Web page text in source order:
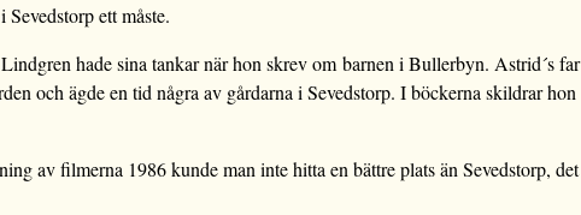
ett måste.
hade sina tankar när hon skrev om barnen i Bullerbyn. Astrid´s far
och ägde en tid några av gårdarna i Sevedstorp. I böckerna skildrar hon
av filmerna 1986 kunde man inte hitta en bättre plats än Sevedstorp, det